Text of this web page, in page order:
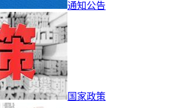
通知公告
国家政策